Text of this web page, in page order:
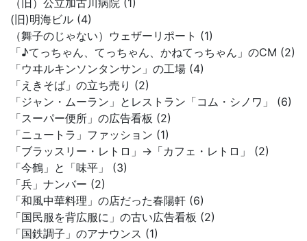
（旧）公立加古川病院 (1)
(旧)明海ビル (4)
（舞子のじゃない）ウェザーリポート (1)
「♪てっちゃん、てっちゃん、かねてっちゃん」のCM (2)
「ウヰルキンソンタンサン」の工場 (4)
「えきそば」の立ち売り (2)
「ジャン・ムーラン」とレストラン「コム・シノワ」 (6)
「スーパー便所」の広告看板 (2)
「ニュートラ」ファッション (1)
「ブラッスリー・レトロ」→「カフェ・レトロ」 (2)
「今鶴」と「味平」 (3)
「兵」ナンバー (2)
「和風中華料理」の店だった春陽軒 (6)
「国民服を背広服に」の古い広告看板 (2)
「国鉄調子」のアナウンス (1)